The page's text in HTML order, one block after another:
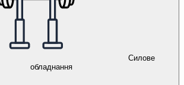
Силове
обладнання